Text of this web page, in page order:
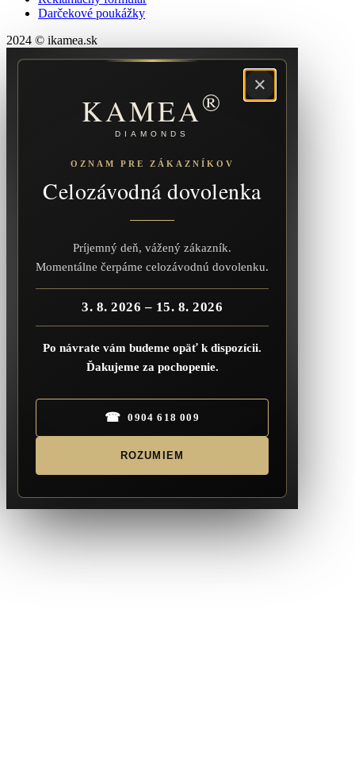
Darčekové poukážky
2024 © ikamea.sk
×
KAMEA®
DIAMONDS
OZNAM PRE ZÁKAZNÍKOV
Celozávodná dovolenka
Príjemný deň, vážený zákazník.
Momentálne čerpáme celozávodnú dovolenku.
3. 8. 2026 – 15. 8. 2026
Po návrate vám budeme opäť k dispozícii.
Ďakujeme za pochopenie.
☎ 0904 618 009
ROZUMIEM